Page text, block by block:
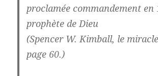
proclamée commandement en
prophète de Dieu
(Spencer W. Kimball, le
page 60.)